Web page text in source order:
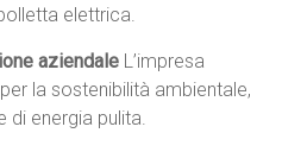
elettrica.
aziendale L’impresa
la sostenibilità ambientale,
di energia pulita.